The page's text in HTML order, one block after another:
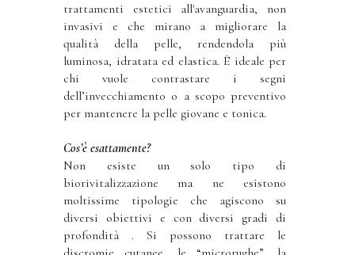
trattamenti estetici all'avanguardia, non
invasivi e che mirano a migliorare la
qualità della pelle, rendendola più
luminosa, idratata ed elastica. È ideale per
chi vuole contrastare i segni
dell’invecchiamento o a scopo preventivo
per mantenere la pelle giovane e tonica.
Cos’è esattamente?
Non esiste un solo tipo di
biorivitalizzazione ma ne esistono
moltissime tipologie che agiscono su
diversi obiettivi e con diversi gradi di
profondità . Si possono trattare le